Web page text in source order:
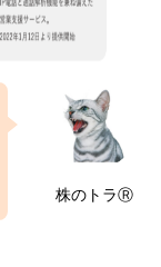
株のトラⓇ